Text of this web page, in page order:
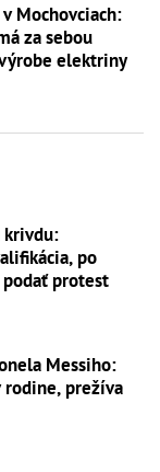
Mochovciach:
za sebou
elektriny
krivdu:
po
protest
Messiho:
rodine, prežíva